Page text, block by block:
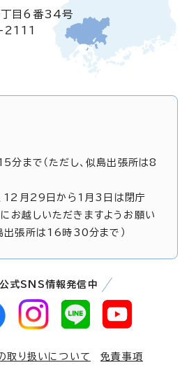
丁目6番34号
2111
まで（ただし、似島出張所は8
12月29日から1月3日は閉庁
お越しいただきますようお願い
島出張所は16時30分まで）
式SNS情報発信中
取り扱いについて 免責事項